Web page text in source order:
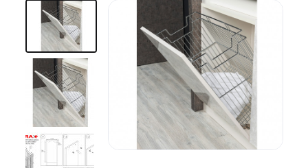
Мебельные образцы, каталоги